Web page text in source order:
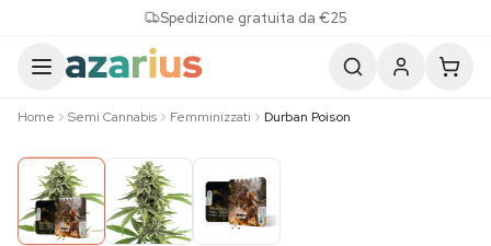
Spedizione gratuita da €25
Home Semi Cannabis Femminizzati Durban Poison